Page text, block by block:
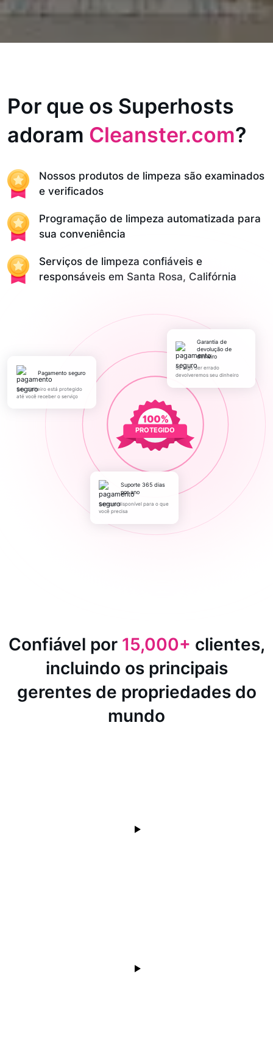
Por que os Superhosts
adoram Cleanster.com?
Nossos produtos de limpeza são examinados
e verificados
Programação de limpeza automatizada para
sua conveniência
Serviços de limpeza confiáveis e
responsáveis em Santa Rosa, Califórnia
PROTEGIDO
pagamento seguro
Seu dinheiro está protegido
até você receber o serviço
Garantia de
devolução de
dinheiro
Se algo der errado
devolveremos seu dinheiro
Suporte 365 dias
por ano
Sempre disponível para o que
você precisa
Confiável por 15,000+ clientes,
incluindo os principais
gerentes de propriedades do
mundo